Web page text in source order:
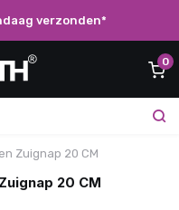
verzonden*
0
Zuignap 20 CM
20 CM